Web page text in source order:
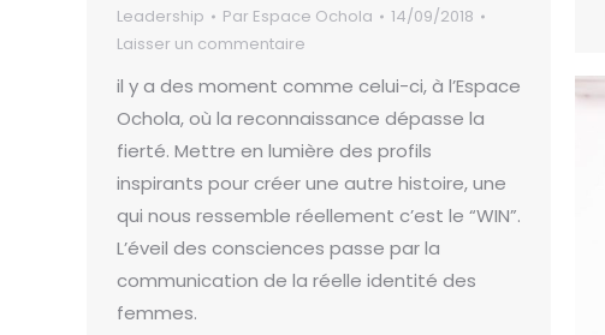
Leadership Par Espace Ochola
14/09/2018
Laisser un commentaire
il y a des moment comme celui-ci, à l’Espace
Ochola, où la reconnaissance dépasse la
fierté. Mettre en lumière des profils
inspirants pour créer une autre histoire, une
qui nous ressemble réellement c’est le “WIN”.
L’éveil des consciences passe par la
communication de la réelle identité des
femmes.